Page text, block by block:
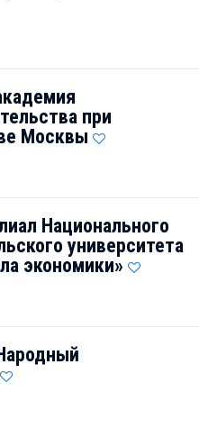
при
Москвы
Национального
университета
экономики»